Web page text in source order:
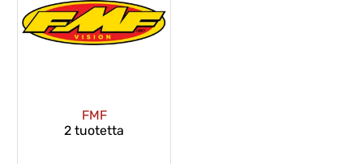
FMF
2 tuotetta